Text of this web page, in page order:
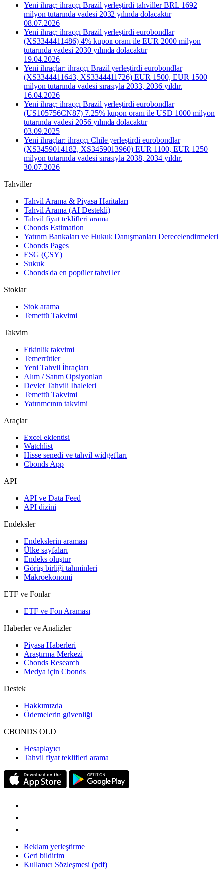
Yeni ihraç: ihraççı Brazil yerleştirdi tahviller BRL 1692
milyon tutarında vadesi 2032 yılında dolacaktır
08.07.2026
Yeni ihraç: ihraççı Brazil yerleştirdi eurobondlar
(XS3344411486) 4% kupon oranı ile EUR 2000 milyon
tutarında vadesi 2030 yılında dolacaktır
19.04.2026
Yeni ihraçlar: ihraççı Brazil yerleştirdi eurobondlar
(XS3344411643, XS3344411726) EUR 1500, EUR 1500
milyon tutarında vadesi sırasıyla 2033, 2036 yıldır.
16.04.2026
Yeni ihraç: ihraççı Brazil yerleştirdi eurobondlar
(US105756CN87) 7.25% kupon oranı ile USD 1000 milyon
tutarında vadesi 2056 yılında dolacaktır
03.09.2025
Yeni ihraçlar: ihraççı Chile yerleştirdi eurobondlar
(XS3459014182, XS3459013960) EUR 1100, EUR 1250
milyon tutarında vadesi sırasıyla 2038, 2034 yıldır.
30.07.2026
Tahviller
Tahvil Arama & Piyasa Haritaları
Tahvil Arama (AI Destekli)
Tahvil fiyat teklifleri arama
Cbonds Estimation
Yatırım Bankaları ve Hukuk Danışmanları Derecelendirmeleri
Cbonds Pages
ESG (ÇSY)
Sukuk
Cbonds'da en popüler tahviller
Stoklar
Stok arama
Temettü Takvimi
Takvim
Etkinlik takvimi
Temerrütler
Yeni Tahvil İhraçları
Alım / Satım Opsiyonları
Devlet Tahvili İhaleleri
Temettü Takvimi
Yatırımcının takvimi
Araçlar
Excel eklentisi
Watchlist
Hisse senedi ve tahvil widget'ları
Cbonds App
API
API ve Data Feed
API dizini
Endeksler
Endekslerin araması
Ülke sayfaları
Endeks oluştur
Görüş birliği tahminleri
Makroekonomi
ETF ve Fonlar
ETF ve Fon Araması
Haberler ve Analizler
Piyasa Haberleri
Araştırma Merkezi
Cbonds Research
Medya için Cbonds
Destek
Hakkımızda
Ödemelerin güvenliği
CBONDS OLD
Hesaplayıcı
Tahvil fiyat teklifleri arama
Reklam yerleştirme
Geri bildirim
Kullanıcı Sözleşmesi (pdf)